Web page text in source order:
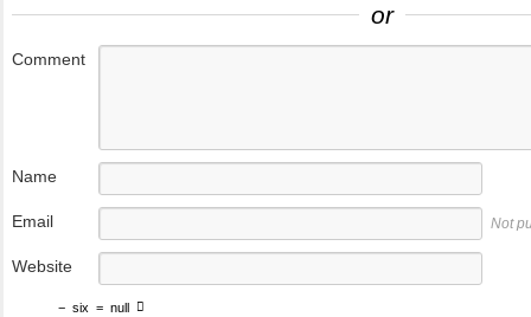
or
Comment
Name
Email Not
Website
− six = null